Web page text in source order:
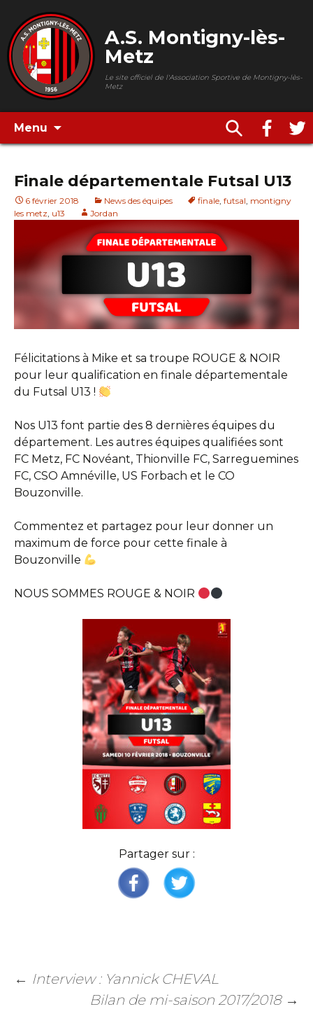
A.S. Montigny-lès-
Metz
Le site officiel de l'Association Sportive de Montigny-lès-
Metz
Menu
Finale départementale Futsal U13
6 février 2018 News des équipes finale, futsal, montigny
les metz, u13 Jordan
Félicitations à Mike et sa troupe ROUGE & NOIR
pour leur qualification en finale départementale
du Futsal U13 !
Nos U13 font partie des 8 dernières équipes du
département. Les autres équipes qualifiées sont
FC Metz, FC Novéant, Thionville FC, Sarreguemines
FC, CSO Amnéville, US Forbach et le CO
Bouzonville.
Commentez et partagez pour leur donner un
maximum de force pour cette finale à
Bouzonville
NOUS SOMMES ROUGE & NOIR
Partager sur :
← Interview : Yannick CHEVAL
Bilan de mi-saison 2017/2018 →